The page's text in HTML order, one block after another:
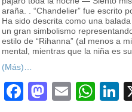
araña. . “Chandelier” fue escrito
Ha sido descrita como una
un gran simbolismo
estilo de “Rihanna” (al menos a
mental, mientras que la niña es
(Más)…
Facebook
Mastodon
Email